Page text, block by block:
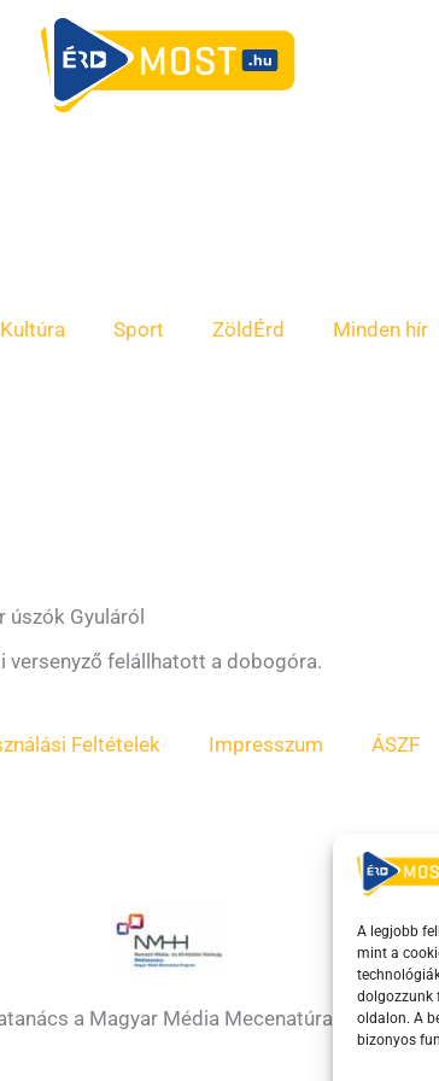
A legjobb
mint a
dolgozzunk
oldalon. A
bizonyos
Kultúra Sport ZöldÉrd Minden hír
Gyuláról
versenyző felállhatott a dobogóra.
Feltételek Impresszum ÁSZF
a Magyar Média Mecenatúra program